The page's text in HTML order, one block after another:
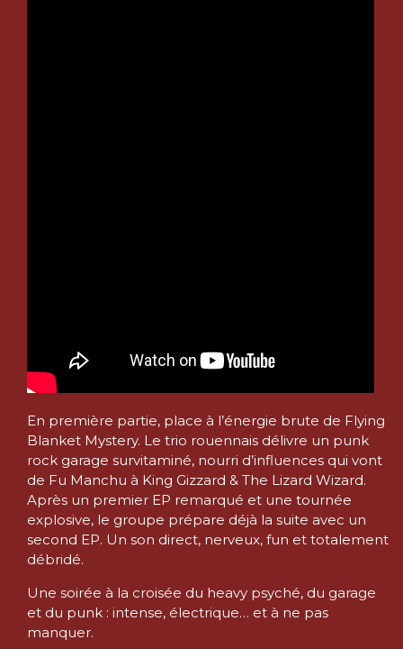
En première partie, place à l’énergie brute de Flying
Blanket Mystery. Le trio rouennais délivre un punk
rock garage survitaminé, nourri d’influences qui vont
de Fu Manchu à King Gizzard & The Lizard Wizard.
Après un premier EP remarqué et une tournée
explosive, le groupe prépare déjà la suite avec un
second EP. Un son direct, nerveux, fun et totalement
débridé.
Une soirée à la croisée du heavy psyché, du garage
et du punk : intense, électrique… et à ne pas
manquer.